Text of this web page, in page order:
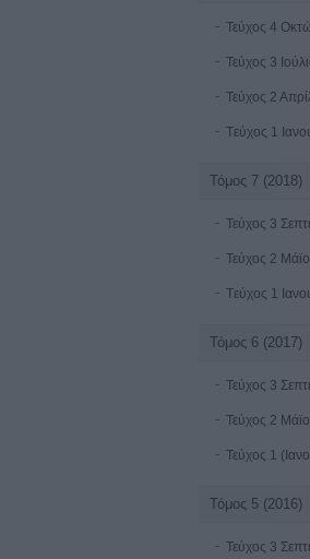
Τεύχος 4
Τεύχος 3
Τεύχος 2
Tεύχος 1
Τόμος 7 (2018)
Τεύχος 3
Τεύχος 2
Tεύχος 1
Τόμος 6 (2017)
Τεύχος 3
Τεύχος 2
Τεύχος 1
Τόμος 5 (2016)
Τεύχος 3